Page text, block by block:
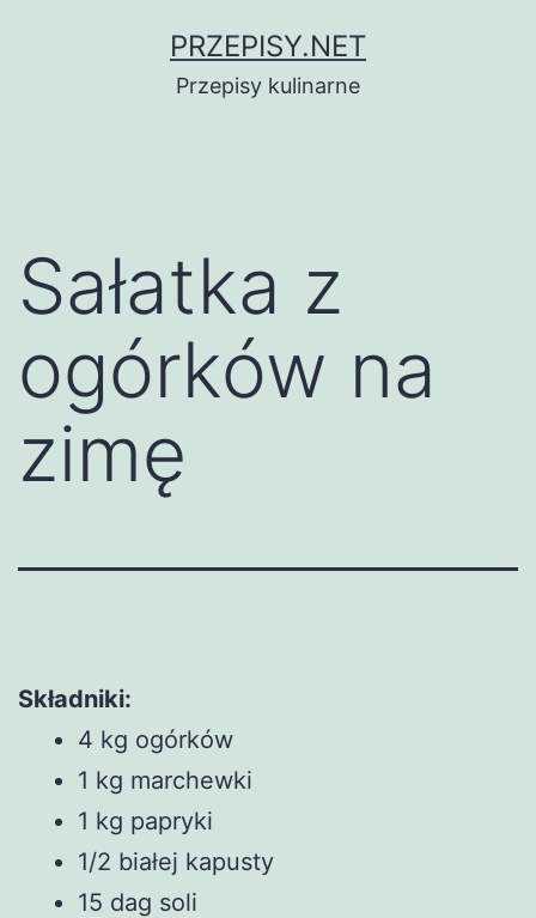
PRZEPISY.NET
Przepisy kulinarne
Sałatka z
ogórków na
zimę
Składniki:
4 kg ogórków
1 kg marchewki
1 kg papryki
1/2 białej kapusty
15 dag soli